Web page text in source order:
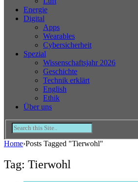
Energie
Digital
Apps
Wearables
Cybersicherheit
Spezial
Wissenschaftsjahr 2026
Geschichte
Technik erklärt
English
Ethik
Über uns
Home›Posts Tagged "Tierwohl"
Tag: Tierwohl